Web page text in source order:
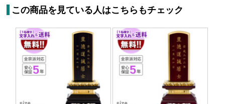
この商品を見ている人はこちらもチェック